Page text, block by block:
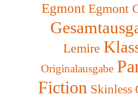
Egmont Egmont
Lemire
Originalausgabe
Fiction Skinless